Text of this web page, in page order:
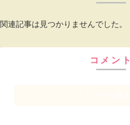
関連記事は見つかりませんでした。
コメント